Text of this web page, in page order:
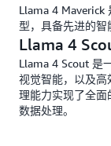
Llama 4 Maverick
型，具备先进的智
Llama 4
Llama 4 Scout 是
视觉智能，以及高
理能力实现了全面
数据处理。